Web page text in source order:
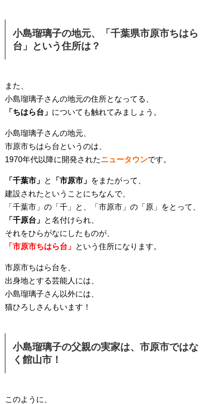
小島瑠璃子の地元、「千葉県市原市ちはら
台」という住所は？
また、
小島瑠璃子さんの地元の住所となってる、
「ちはら台」 についても触れてみましょう。
小島瑠璃子さんの地元、
市原市ちはら台というのは、
1970年代以降に開発されたニュータウンです。
「千葉市」 と 「市原市」 をまたがって、
建設されたということにちなんで、
「千葉市」の「千」と、「市原市」の「原」をとって、
「千原台」 と名付けられ、
それをひらがなにしたものが、
「市原市ちはら台」 という住所になります。
市原市ちはら台を、
出身地とする芸能人には、
小島瑠璃子さん以外には、
猫ひろしさんもいます！
小島瑠璃子の父親の実家は、市原市ではな
く館山市！
このように、